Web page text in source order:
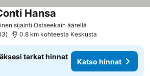
sijainti Ostseekain äärellä
Hansa
0.8 km kohteesta Keskusta
tarkat hinnat
Katso hinnat